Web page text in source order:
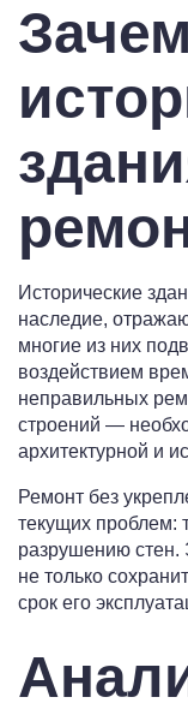
Исторические
наследие,
многие из них
воздействием
неправильных
строений —
архитектурной и
Ремонт без
текущих проблем:
разрушению стен.
не только
срок его